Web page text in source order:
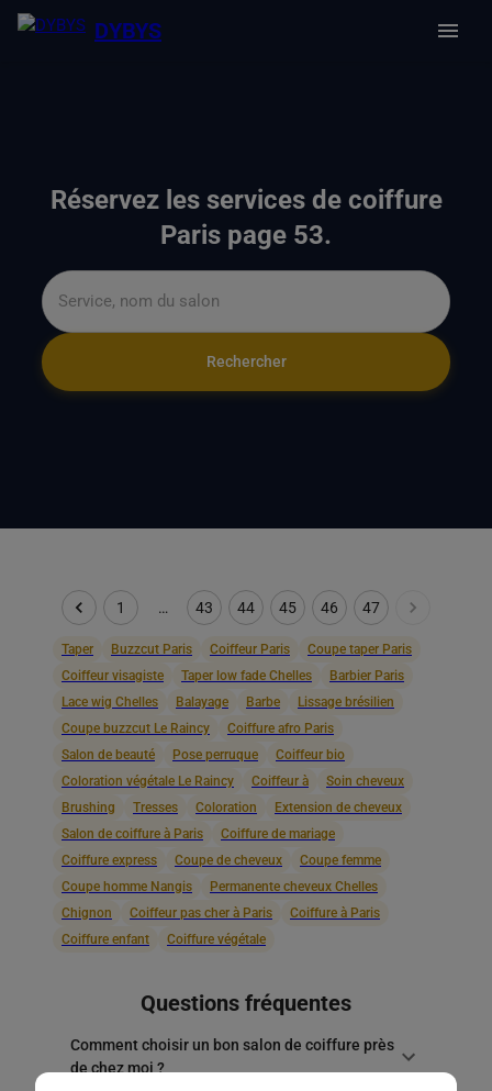
DYBYS
Réservez les services de coiffure
Paris page 53.
Rechercher
1 … 43 44 45 46 47
Taper Buzzcut Paris Coiffeur Paris
Coupe taper Paris
Coiffeur visagiste
Taper low fade Chelles
Barbier Paris
Lace wig Chelles
Balayage Barbe
Lissage brésilien
Coupe buzzcut Le Raincy
Coiffure afro Paris
Salon de beauté
Pose perruque
Coiffeur bio
Coloration végétale Le Raincy
Coiffeur à
Soin cheveux
Brushing
Tresses Coloration
Extension de cheveux
Salon de coiffure à Paris
Coiffure de mariage
Coiffure express
Coupe de cheveux
Coupe femme
Coupe homme Nangis
Permanente cheveux Chelles
Chignon
Coiffeur pas cher à Paris
Coiffure à Paris
Coiffure enfant
Coiffure végétale
Questions fréquentes
Comment choisir un bon salon de coiffure près
de chez moi ?